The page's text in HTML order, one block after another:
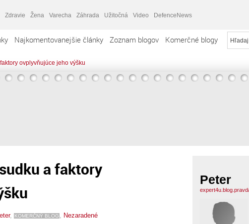
Zdravie Žena Varecha Záhrada Užitočná Video DefenceNews
Najkomentovanejšie články Zoznam blogov Komerčné blogy
ovplyvňujúce jeho výšku
a faktory
, KOMERČNÝ BLOG Nezaradené
Peter